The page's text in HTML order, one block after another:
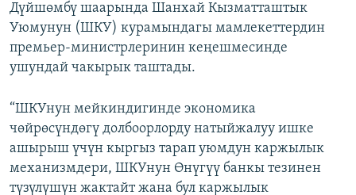
Дүйшөмбү шаарында Шанхай Кызматташтык
Уюмунун (ШКУ) курамындагы мамлекеттердин
премьер-министрлеринин кеңешмесинде
ушундай чакырык таштады.
“ШКУнун мейкиндигинде экономика
чөйрөсүндөгү долбоорлорду натыйжалуу ишке
ашырыш үчүн кыргыз тарап уюмдун каржылык
механизмдери, ШКУнун Өнүгүү банкы тезинен
түзүлүшүн жактайт жана бул каржылык